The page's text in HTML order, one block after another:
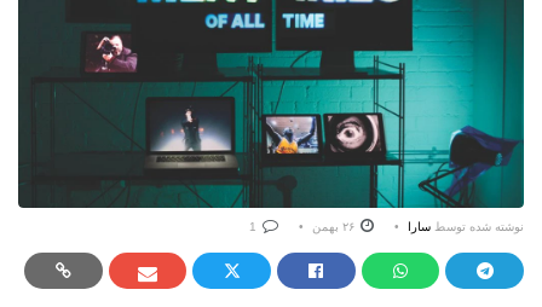
نوشته شده توسط سارا